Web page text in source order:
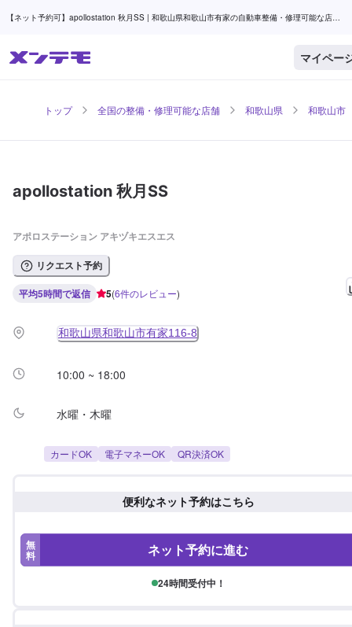
【ネット予約可】apollostation 秋月SS | 和歌山県和歌山市有家の自動車整備・修理可能な店舗 |
マイペー
トップ 全国の整備・修理可能な店舗 和歌山県 和歌山市
apollostation 秋月SS
アポロステーション アキヅキエスエス
リクエスト予約
平均5時間で返信 5(6件のレビュー)
和歌山県和歌山市有家116-8
10:00 ~ 18:00
水曜・木曜
カードOK 電子マネーOK QR決済OK
便利なネット予約はこちら
無
料 ネット予約に進む
24時間受付中！